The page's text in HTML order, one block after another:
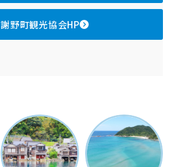
野町観光協会HP